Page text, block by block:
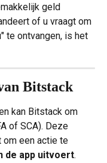
geld
of u vraagt om
te ontvangen, is het
Bitstack
kan Bitstack om
of SCA). Deze
een actie te
de app uitvoert.